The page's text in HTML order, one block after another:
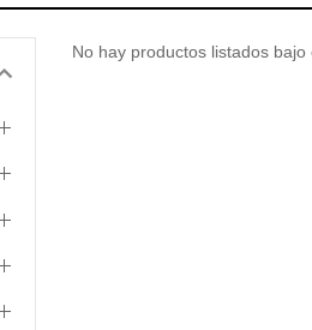
No hay productos listados bajo